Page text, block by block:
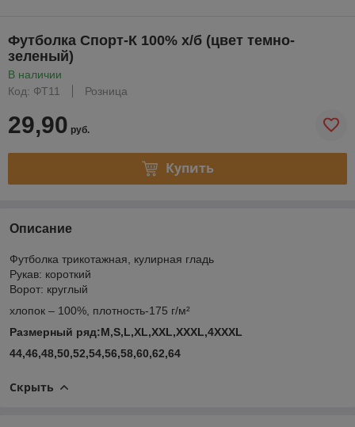
Футболка Спорт-К 100% х/б (цвет темно-
зеленый)
В наличии
Код: ФТ11
Розница
29,90 руб.
Купить
Описание
Футболка трикотажная, кулирная гладь
Рукав: короткий
Ворот: круглый
хлопок – 100%, плотность-175 г/м²
Размерный ряд:M,S,L,XL,XXL,XXXL,4XXXL
44,46,48,50,52,54,56,58,60,62,64
Скрыть